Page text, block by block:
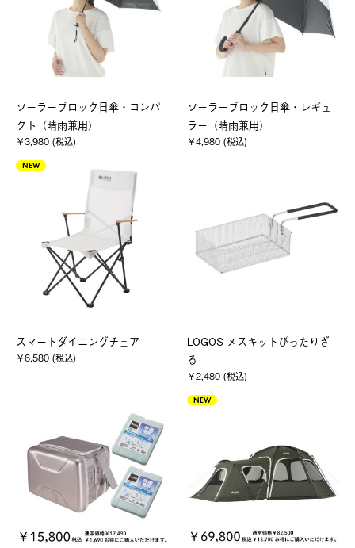
ソーラーブロック日傘・コンパ
クト（晴雨兼用）
￥3,980 (税込)
ソーラーブロック日傘・レギュ
ラー（晴雨兼用）
￥4,980 (税込)
NEW
スマートダイニングチェア
￥6,580 (税込)
LOGOS メスキットぴったりざ
る
￥2,480 (税込)
NEW